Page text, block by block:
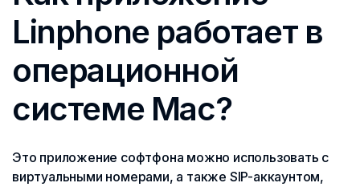
Linphone работает в
операционной
системе Mac?
Это приложение софтфона можно использовать с
виртуальными номерами, а также SIP-аккаунтом,